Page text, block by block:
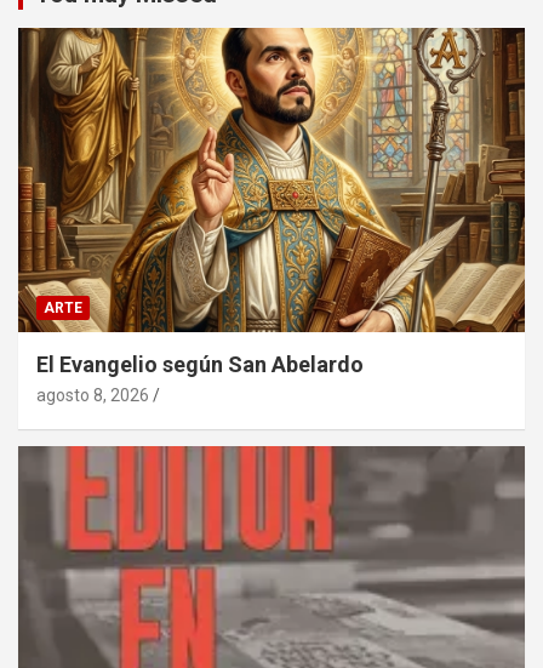
ARTE
El Evangelio según San Abelardo
agosto 8, 2026